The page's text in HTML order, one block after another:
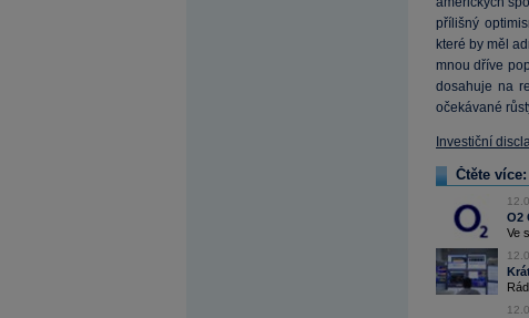
přílišný
které by měl
mnou dříve
dosahuje na
očekávané
Investiční
Čtěte více:
O2
Ve